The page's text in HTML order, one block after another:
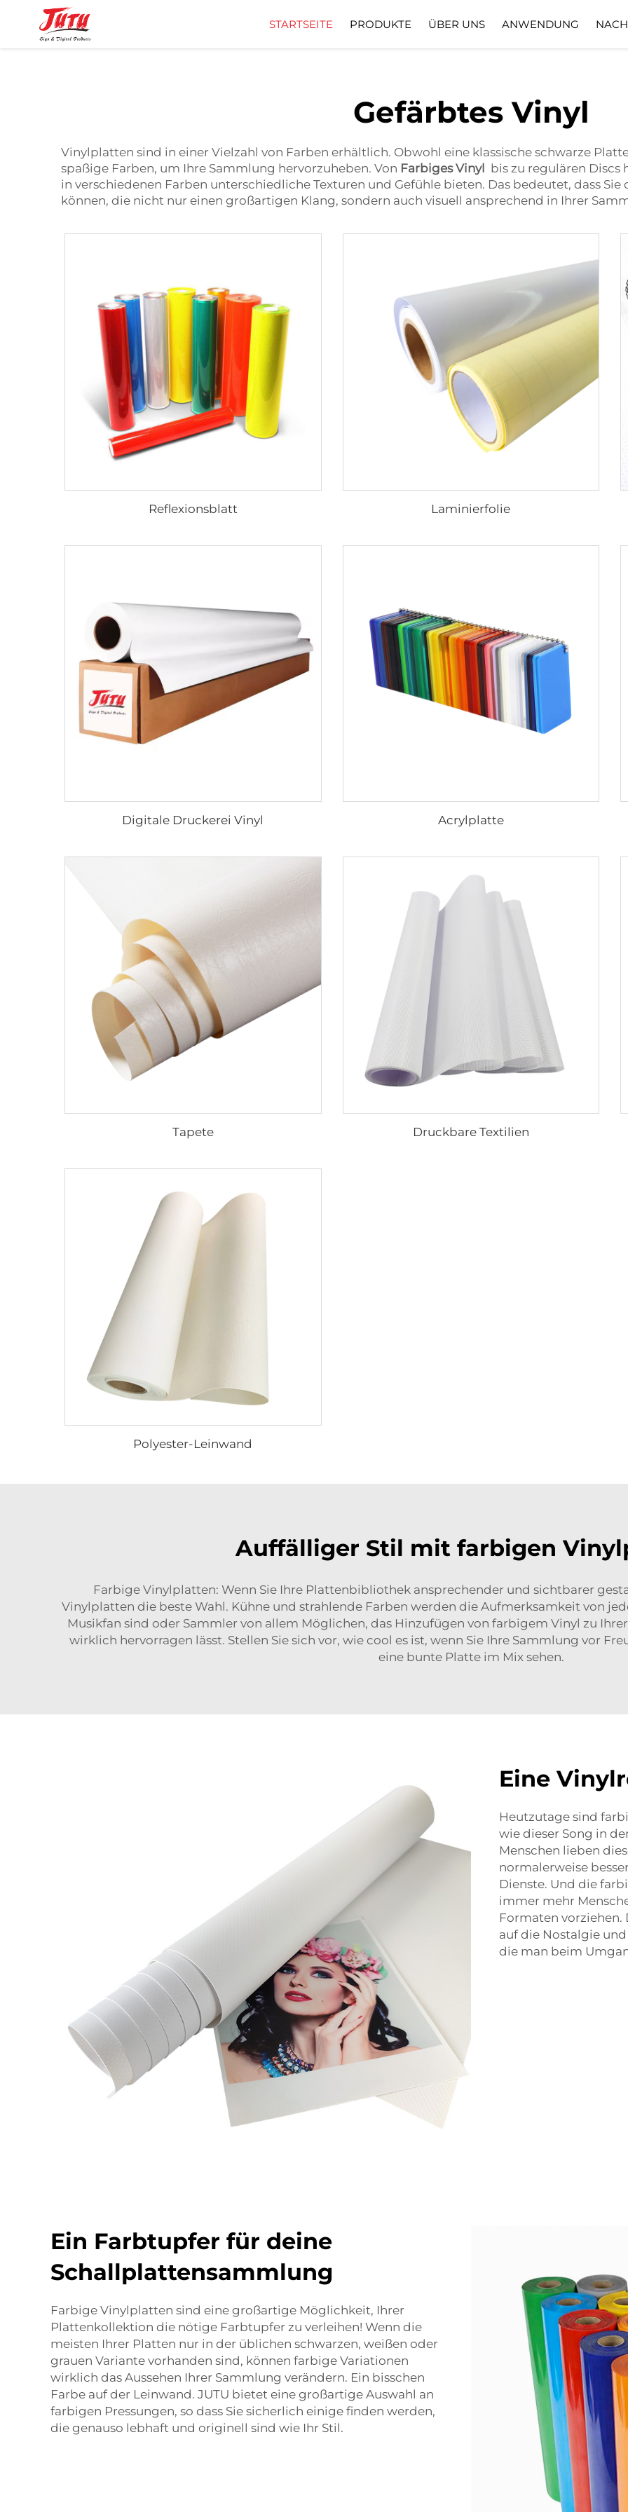
STARTSEITE PRODUKTE ÜBER UNS ANWENDUNG
Gefärbtes Vinyl
Vinylplatten sind in einer Vielzahl von Farben erhältlich. Obwohl eine klassische schwarze
spaßige Farben, um Ihre Sammlung hervorzuheben. Von Farbiges Vinyl
bis zu regulären Discs
in verschiedenen Farben unterschiedliche Texturen und Gefühle bieten. Das bedeutet, dass
können, die nicht nur einen großartigen Klang, sondern auch visuell ansprechend in Ihrer
Reflexionsblatt Laminierfolie
Digitale Druckerei Vinyl Acrylplatte
Tapete Druckbare Textilien
Polyester-Leinwand
Auffälliger Stil mit farbigen
Farbige Vinylplatten: Wenn Sie Ihre Plattenbibliothek ansprechender und sichtbarer
Vinylplatten die beste Wahl. Kühne und strahlende Farben werden die Aufmerksamkeit von
Musikfan sind oder Sammler von allem Möglichen, das Hinzufügen von farbigem Vinyl zu
wirklich hervorragen lässt. Stellen Sie sich vor, wie cool es ist, wenn Sie Ihre Sammlung vor
eine bunte Platte im Mix sehen.
Eine
Heutzutage sind
wie dieser Song in
Menschen lieben
normalerweise
Dienste. Und die
immer mehr
Formaten vorziehen.
auf die Nostalgie
die man beim
Ein Farbtupfer für deine
Schallplattensammlung
Farbige Vinylplatten sind eine großartige Möglichkeit, Ihrer
Plattenkollektion die nötige Farbtupfer zu verleihen! Wenn die
meisten Ihrer Platten nur in der üblichen schwarzen, weißen oder
grauen Variante vorhanden sind, können farbige Variationen
wirklich das Aussehen Ihrer Sammlung verändern. Ein bisschen
Farbe auf der Leinwand. JUTU bietet eine großartige Auswahl an
farbigen Pressungen, so dass Sie sicherlich einige finden werden,
die genauso lebhaft und originell sind wie Ihr Stil.